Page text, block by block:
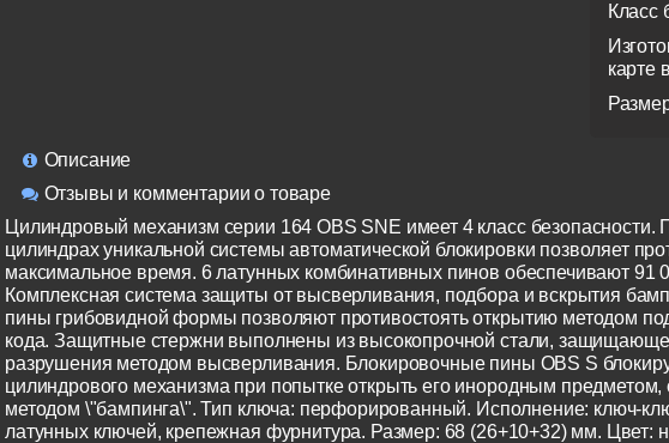
Класс
карте
Описание
Отзывы и комментарии о товаре
Цилиндровый механизм серии 164 OBS SNE имеет 4 класс безопасности.
цилиндрах уникальной системы автоматической блокировки позволяет
максимальное время. 6 латунных комбинативных пинов обеспечивают 91
Комплексная система защиты от высверливания, подбора и вскрытия
пины грибовидной формы позволяют противостоять открытию методом
кода. Защитные стержни выполнены из высокопрочной стали,
разрушения методом высверливания. Блокировочные пины OBS S
цилиндрового механизма при попытке открыть его инородным предметом,
методом \"бампинга\". Тип ключа: перфорированный. Исполнение: ключ-
латунных ключей, крепежная фурнитура. Размер: 68 (26+10+32) мм. Цвет: